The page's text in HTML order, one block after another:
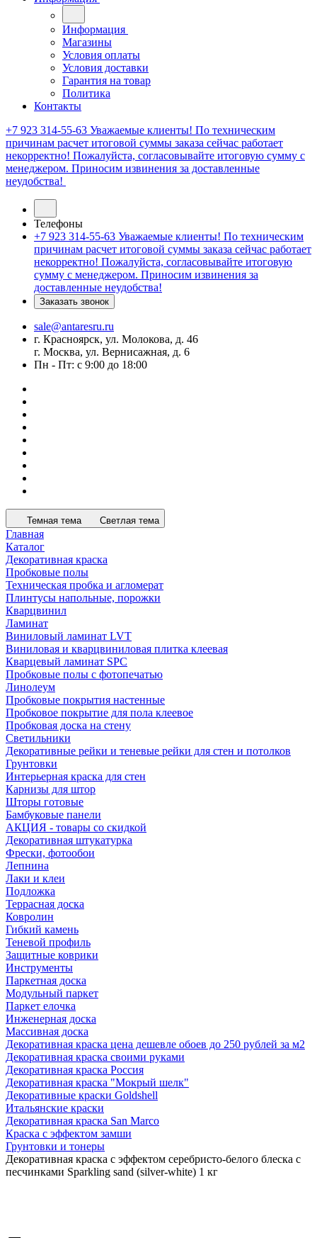
Информация
Магазины
Условия оплаты
Условия доставки
Гарантия на товар
Политика
Контакты
+7 923 314-55-63 Уважаемые клиенты! По техническим
причинам расчет итоговой суммы заказа сейчас работает
некорректно! Пожалуйста, согласовывайте итоговую сумму с
менеджером. Приносим извинения за доставленные
неудобства!
Телефоны
+7 923 314-55-63 Уважаемые клиенты! По техническим
причинам расчет итоговой суммы заказа сейчас работает
некорректно! Пожалуйста, согласовывайте итоговую
сумму с менеджером. Приносим извинения за
доставленные неудобства!
Заказать звонок
sale@antaresru.ru
г. Красноярск, ул. Молокова, д. 46
г. Москва, ул. Вернисажная, д. 6
Пн - Пт: с 9:00 до 18:00
Темная тема Светлая тема
Главная
Каталог
Декоративная краска
Пробковые полы
Техническая пробка и агломерат
Плинтусы напольные, порожки
Кварцвинил
Ламинат
Виниловый ламинат LVT
Виниловая и кварцвиниловая плитка клеевая
Кварцевый ламинат SPC
Пробковые полы с фотопечатью
Линолеум
Пробковые покрытия настенные
Пробковое покрытие для пола клеевое
Пробковая доска на стену
Светильники
Декоративные рейки и теневые рейки для стен и потолков
Грунтовки
Интерьерная краска для стен
Карнизы для штор
Шторы готовые
Бамбуковые панели
АКЦИЯ - товары со скидкой
Декоративная штукатурка
Фрески, фотообои
Лепнина
Лаки и клеи
Подложка
Террасная доска
Ковролин
Гибкий камень
Теневой профиль
Защитные коврики
Инструменты
Паркетная доска
Модульный паркет
Паркет елочка
Инженерная доска
Массивная доска
Декоративная краска цена дешевле обоев до 250 рублей за м2
Декоративная краска своими руками
Декоративная краска Россия
Декоративная краска "Мокрый шелк"
Декоративные краски Goldshell
Итальянские краски
Декоративная краска San Marco
Краска с эффектом замши
Грунтовки и тонеры
Декоративная краска с эффектом серебристо-белого блеска с
песчинками Sparkling sand (silver-white) 1 кг